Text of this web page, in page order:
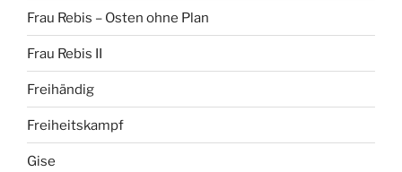
Frau Rebis – Osten ohne Plan
Frau Rebis II
Freihändig
Freiheitskampf
Gise